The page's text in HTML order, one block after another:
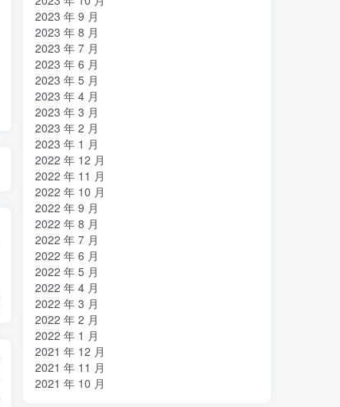
（11394期）2024视频号直播教程：视频号如何赚钱详细教学，一场直播30w营业额（37节）
2023 年 9 月
2023 年 8 月
2023 年 7 月
2023 年 6 月
2023 年 5 月
2023 年 4 月
2023 年 3 月
2023 年 2 月
2023 年 1 月
2022 年 12 月
2022 年 11 月
2022 年 10 月
2022 年 9 月
2022 年 8 月
2022 年 7 月
2022 年 6 月
2022 年 5 月
2022 年 4 月
2022 年 3 月
2022 年 2 月
2022 年 1 月
2021 年 12 月
2021 年 11 月
2021 年 10 月